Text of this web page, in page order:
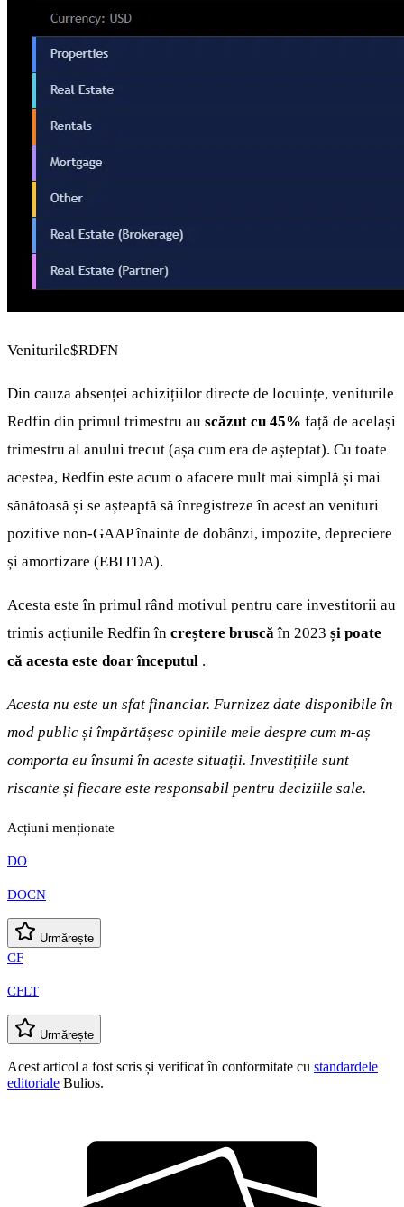
Veniturile$RDFN
Din cauza absenței achizițiilor directe de locuințe, veniturile
Redfin din primul trimestru au scăzut cu 45% față de același
trimestru al anului trecut (așa cum era de așteptat). Cu toate
acestea, Redfin este acum o afacere mult mai simplă și mai
sănătoasă și se așteaptă să înregistreze în acest an venituri
pozitive non-GAAP înainte de dobânzi, impozite, depreciere
și amortizare (EBITDA).
Acesta este în primul rând motivul pentru care investitorii au
trimis acțiunile Redfin în creștere bruscăîn 2023 și poate
că acesta este doar începutul .
Acesta nu este un sfat financiar. Furnizez date disponibile în
mod public și împărtășesc opiniile mele despre cum m-aș
comporta eu însumi în aceste situații. Investițiile sunt
riscante și fiecare este responsabil pentru deciziile sale.
Acțiuni menționate
DO
DOCN
Urmărește
CF
CFLT
Urmărește
Acest articol a fost scris și verificat în conformitate cu standardele
editoriale Bulios.